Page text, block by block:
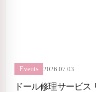
Events 2026.07.03
ドール修理サービ